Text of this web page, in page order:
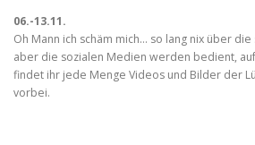
06.-13.11.
Oh Mann ich schäm mich… so lang nix über
aber die sozialen Medien werden bedient,
findet ihr jede Menge Videos und Bilder der
vorbei.